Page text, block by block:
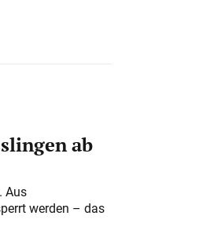
ab
Aus
werden – das